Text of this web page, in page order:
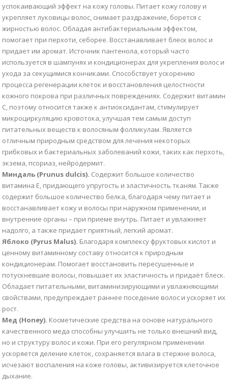
успокаивающий эффект на кожу головы. Питает кожу голову и
укрепляет луковицы волос, снимает раздражение, борется с
жирностью волос. Обладая антибактериальным эффектом,
помогает при перхоти, себорее. Восстанавливает блеск волос и
придает им аромат. Источник пантенола, который часто
используется в шампунях и кондиционерах для укрепления волос и
ухода за секущимися кончиками. Способствует ускорению
процесса регенерации клеток и восстановления целостности
кожного покрова при различных повреждениях. Содержит витамин
C, поэтому относится также к антиоксидантам, стимулирует
микроциркуляцию кровотока, улучшая тем самым доступ
питательных веществ к волосяным фолликулам. Является
отличным природным средством для лечения некоторых
грибковых и бактериальных заболеваний кожи, таких как перхоть,
экзема, псориаз, нейродермит.
Миндаль (Prunus dulcis). Содержит большое количество
витамина Е, придающего упругость и эластичность тканям. Также
содержит большое количество белка, благодаря чему питает и
восстанавливает кожу и волосы при наружном применении, и
внутренние органы – при приеме внутрь. Питает и увлажняет
надолго, а также придает приятный, легкий аромат.
Яблоко (Pyrus Malus). Благодаря комплексу фруктовых кислот и
ценному витаминному составу относится к природным
кондиционерам. Помогает восстановить пересушенные и
потускневшие волосы, повышает их эластичность и придаёт блеск.
Обладает питательными, витаминизирующими и увлажняющими
свойствами, предупреждает раннее поседение волос и ускоряет их
рост.
Мед (Honey). Косметические средства на основе натурального
качественного меда способны улучшить не только внешний вид,
но и структуру волос и кожи. При его регулярном применении
ускоряется деление клеток, сохраняется влага в стержне волоса,
исчезают воспаления на коже головы, активизируется клеточное
дыхание.